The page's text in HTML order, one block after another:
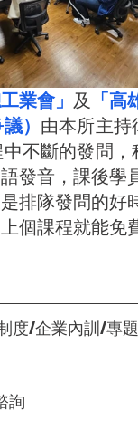
業會」 及
「
） 由本所主持
不斷的發問，
發音，課後學
排隊發問的好
個課程就能免
度/企業內訓/專
詢